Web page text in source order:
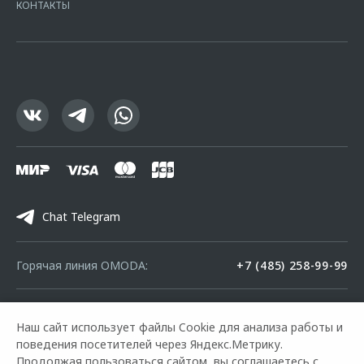
офертой.
КОНТАКТЫ
Chat Telegram
Горячая линия OMODA: +7 (485) 258-99-99
Архивные модели
Контакты
Правовая информация
Наш сайт использует файлы Cookie для анализа работы и
поведения посетителей через Яндекс.Метрику.